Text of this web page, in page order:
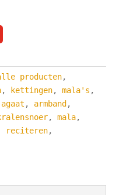
producten,
, kettingen,mala's ,
agaat , armband ,
,mala,
reciteren,